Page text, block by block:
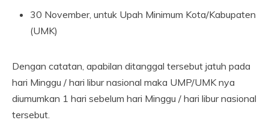
30 November, untuk Upah Minimum Kota/Kabupaten
(UMK)
Dengan catatan, apabilan ditanggal tersebut jatuh pada
hari Minggu / hari libur nasional maka UMP/UMK nya
diumumkan 1 hari sebelum hari Minggu / hari libur nasional
tersebut.